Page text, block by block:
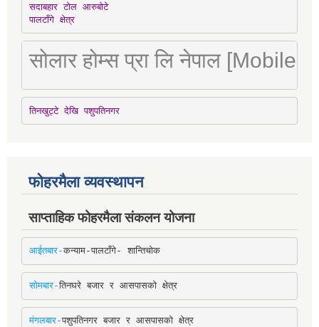
सदाबहार टोल आरुबोटे
पालटाँगे क्षेत्र
सोलार होम्स प्रा लि नेपाल [Mobile
तिनखुट्टे देखि पशुपतिनगर
फोहरमैला व्यवस्थापन
साप्ताहिक फोहरमैला संकलन योजना
आईतबार-कन्याम-पालटाँगे- शान्तिचोक
सोमबार-तिनघरे बजार र आसपासको क्षेत्र
मंगलबार-पशुपतिनगर बजार र आसपासको क्षेत्र